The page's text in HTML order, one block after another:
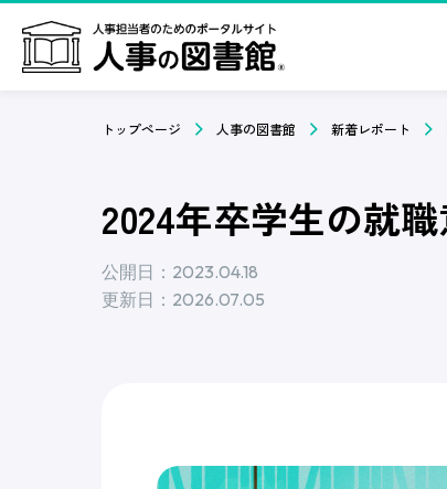
トップページ 人事の図書館 新着レポート
2024年卒学生の就
公開日：2023.04.18
更新日：2026.07.05